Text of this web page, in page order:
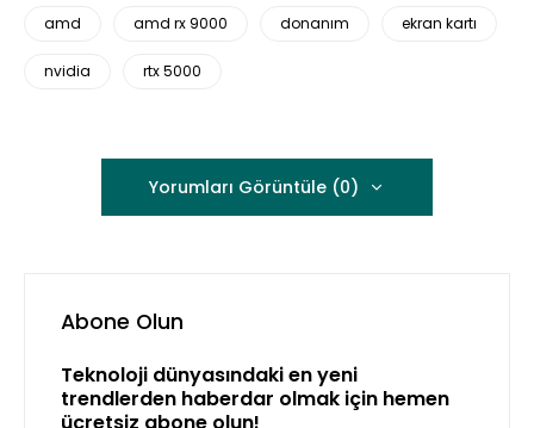
amd amd rx 9000 donanım ekran kartı
nvidia rtx 5000
Yorumları Görüntüle (0)
Abone Olun
Teknoloji dünyasındaki en yeni
trendlerden haberdar olmak için hemen